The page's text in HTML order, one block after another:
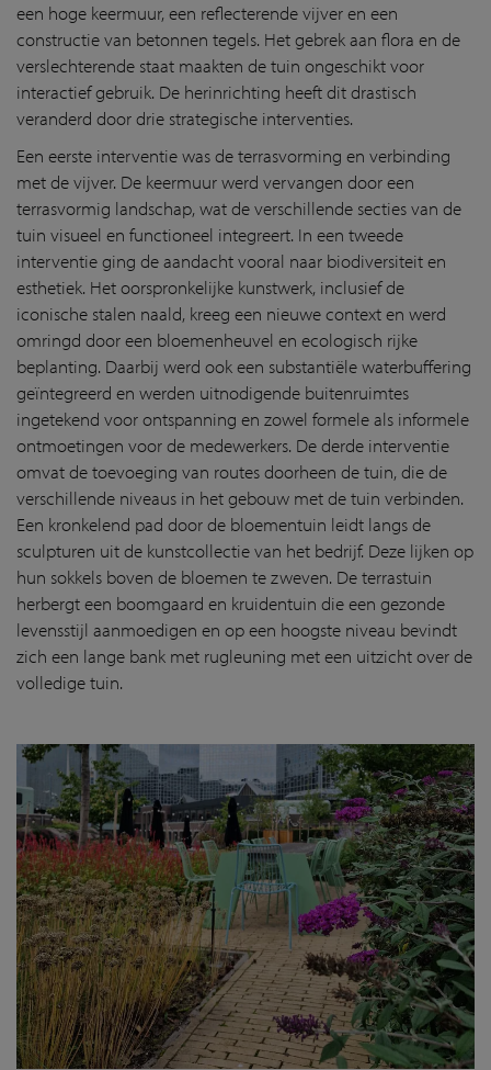
een hoge keermuur, een reflecterende vijver en een
constructie van betonnen tegels. Het gebrek aan flora en de
verslechterende staat maakten de tuin ongeschikt voor
interactief gebruik. De herinrichting heeft dit drastisch
veranderd door drie strategische interventies.
Een eerste interventie was de terrasvorming en verbinding
met de vijver. De keermuur werd vervangen door een
terrasvormig landschap, wat de verschillende secties van de
tuin visueel en functioneel integreert. In een tweede
interventie ging de aandacht vooral naar biodiversiteit en
esthetiek. Het oorspronkelijke kunstwerk, inclusief de
iconische stalen naald, kreeg een nieuwe context en werd
omringd door een bloemenheuvel en ecologisch rijke
beplanting. Daarbij werd ook een substantiële waterbuffering
geïntegreerd en werden uitnodigende buitenruimtes
ingetekend voor ontspanning en zowel formele als informele
ontmoetingen voor de medewerkers. De derde interventie
omvat de toevoeging van routes doorheen de tuin, die de
verschillende niveaus in het gebouw met de tuin verbinden.
Een kronkelend pad door de bloementuin leidt langs de
sculpturen uit de kunstcollectie van het bedrijf. Deze lijken op
hun sokkels boven de bloemen te zweven. De terrastuin
herbergt een boomgaard en kruidentuin die een gezonde
levensstijl aanmoedigen en op een hoogste niveau bevindt
zich een lange bank met rugleuning met een uitzicht over de
volledige tuin.